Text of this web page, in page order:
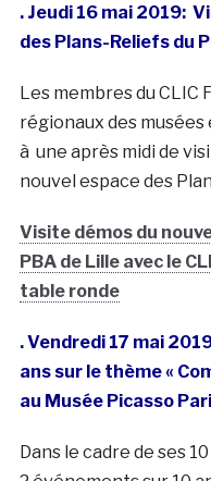
. Jeudi 16 mai 2019:
des Plans-Reliefs du
Les membres du
régionaux des
à une après midi de
nouvel espace des
Visite démos du
PBA de Lille avec le
table ronde
. Vendredi 17 mai
ans sur le thème «
au Musée Picasso
Dans le cadre de ses